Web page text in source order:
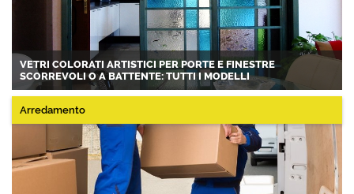
VETRI COLORATI ARTISTICI PER PORTE E FINESTRE
SCORREVOLI O A BATTENTE: TUTTI I MODELLI
Arredamento